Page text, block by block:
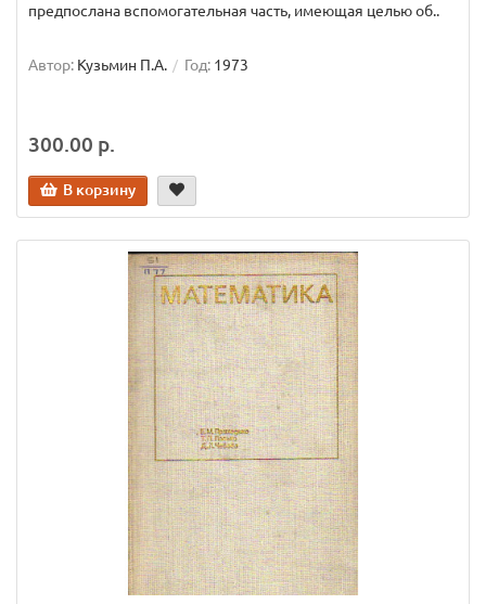
предпослана вспомогательная часть, имеющая целью об..
Автор: Кузьмин П.А. Год: 1973
300.00 р.
В корзину